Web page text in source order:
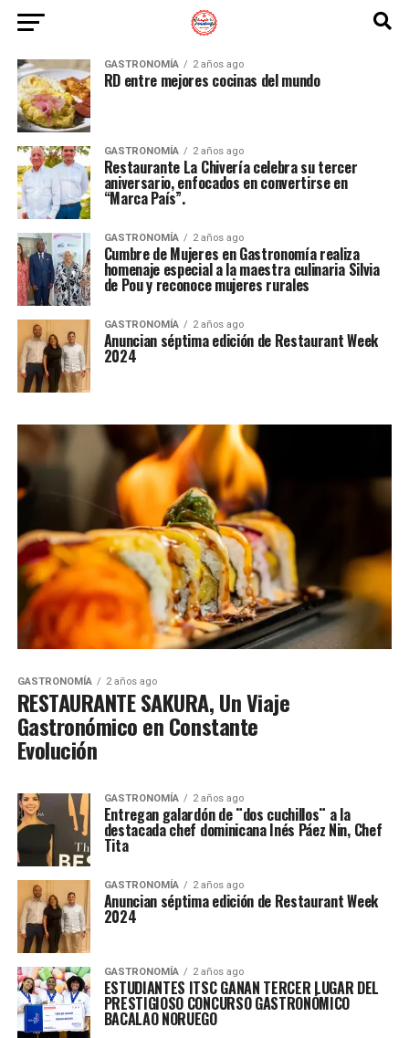
GASTRONOMÍA 2 años ago
RD entre mejores cocinas del mundo
GASTRONOMÍA 2 años ago
Restaurante La Chivería celebra su tercer
aniversario, enfocados en convertirse en
“Marca País”.
GASTRONOMÍA 2 años ago
Cumbre de Mujeres en Gastronomía realiza
homenaje especial a la maestra culinaria Silvia
de Pou y reconoce mujeres rurales
GASTRONOMÍA 2 años ago
Anuncian séptima edición de Restaurant Week
2024
GASTRONOMÍA 2 años ago
RESTAURANTE SAKURA, Un Viaje
Gastronómico en Constante
Evolución
GASTRONOMÍA 2 años ago
Entregan galardón de ¨dos cuchillos¨ a la
destacada chef dominicana Inés Páez Nin, Chef
Tita
GASTRONOMÍA 2 años ago
Anuncian séptima edición de Restaurant Week
2024
GASTRONOMÍA 2 años ago
ESTUDIANTES ITSC GANAN TERCER LUGAR DEL
PRESTIGIOSO CONCURSO GASTRONÓMICO
BACALAO NORUEGO